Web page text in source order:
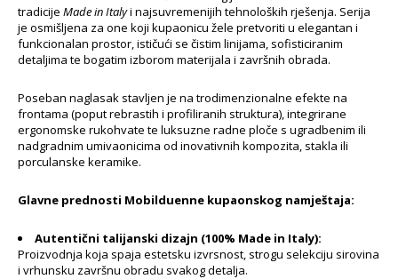
tradicije Made in Italyi najsuvremenijih tehnoloških rješenja. Serija
je osmišljena za one koji kupaonicu žele pretvoriti u elegantan i
funkcionalan prostor, ističući se čistim linijama, sofisticiranim
detaljima te bogatim izborom materijala i završnih obrada.
Poseban naglasak stavljen je na trodimenzionalne efekte na
frontama (poput rebrastih i profiliranih struktura), integrirane
ergonomske rukohvate te luksuzne radne ploče s ugradbenim ili
nadgradnim umivaonicima od inovativnih kompozita, stakla ili
porculanske keramike.
Glavne prednosti Mobilduenne kupaonskog namještaja:
Autentični talijanski dizajn (100% Made in Italy):
Proizvodnja koja spaja estetsku izvrsnost, strogu selekciju sirovina
i vrhunsku završnu obradu svakog detalja.